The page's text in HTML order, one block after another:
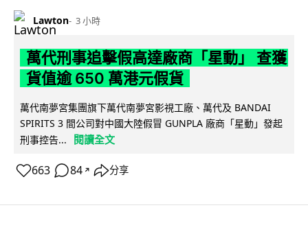
Lawton 3 小時
萬代刑事追擊假高達廠商「星動」 查獲
貨值逾 650 萬港元假貨
萬代南夢宮集團旗下萬代南夢宮影視工廠、萬代及 BANDAI
SPIRITS 3 間公司對中國大陸假冒 GUNPLA 廠商「星動」發起
刑事控告...
閱讀全文
663 84 ↗ 分享